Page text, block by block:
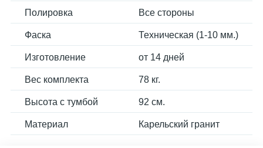
Полировка Все стороны
Фаска Техническая (1-10 мм.)
Изготовление от 14 дней
Вес комплекта 78 кг.
Высота с тумбой 92 см.
Материал Карельский гранит